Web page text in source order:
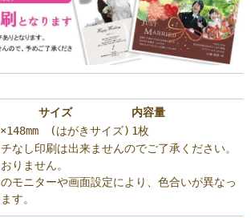
サイズ
内容量
(はがきサイズ) 1枚
なし印刷は出来ませんのでご了承ください。
りません。
モニターや画面設定により、色合いが異なっ
す。